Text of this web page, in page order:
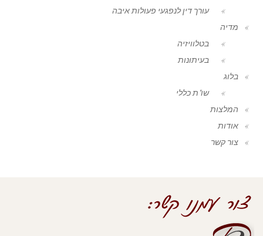
עורך דין לנפגעי פעולות איבה
מדיה
בטלוויזיה
בעיתונות
בלוג
שו"ת כללי
המלצות
אודות
צור קשר